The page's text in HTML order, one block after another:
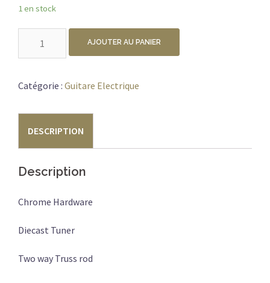
1 en stock
AE-
LTD
AJOUTER AU PANIER
Catégorie : Guitare Electrique
DESCRIPTION
Description
Chrome Hardware
Diecast Tuner
Two way Truss rod